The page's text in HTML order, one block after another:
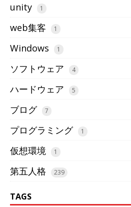
unity 1
web集客 1
Windows 1
ソフトウェア 4
ハードウェア 5
ブログ 7
プログラミング 1
仮想環境 1
第五人格 239
TAGS